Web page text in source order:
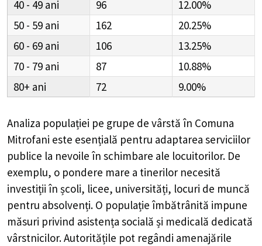
40 - 49
96
12.00%
50 - 59
162
20.25%
60 - 69
106
13.25%
70 - 79
87
10.88%
80+
72 9.00%
Analiza populației pe grupe de vârstă în Comuna
Mitrofani este esențială pentru adaptarea serviciilor
publice la nevoile în schimbare ale locuitorilor. De
exemplu, o pondere mare a tinerilor necesită
investiții în școli, licee, universități, locuri de muncă
pentru absolvenți. O populație îmbătrânită impune
măsuri privind asistența socială și medicală dedicată
vârstnicilor. Autoritățile pot regândi amenajările